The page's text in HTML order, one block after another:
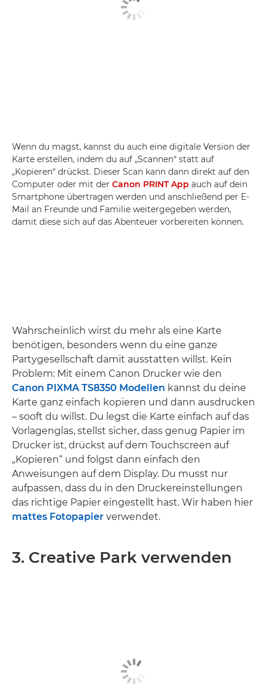
Wenn du magst, kannst du auch eine digitale Version der
Karte erstellen, indem du auf „Scannen“ statt auf
„Kopieren“ drückst. Dieser Scan kann dann direkt auf den
Computer oder mit der Canon PRINT App auch auf dein
Smartphone übertragen werden und anschließend per E-
Mail an Freunde und Familie weitergegeben werden,
damit diese sich auf das Abenteuer vorbereiten können.
Wahrscheinlich wirst du mehr als eine Karte
benötigen, besonders wenn du eine ganze
Partygesellschaft damit ausstatten willst. Kein
Problem: Mit einem Canon Drucker wie den
Canon PIXMA TS8350 Modellen kannst du deine
Karte ganz einfach kopieren und dann ausdrucken
– sooft du willst. Du legst die Karte einfach auf das
Vorlagenglas, stellst sicher, dass genug Papier im
Drucker ist, drückst auf dem Touchscreen auf
„Kopieren“ und folgst dann einfach den
Anweisungen auf dem Display. Du musst nur
aufpassen, dass du in den Druckereinstellungen
das richtige Papier eingestellt hast. Wir haben hier
mattes Fotopapier verwendet.
3. Creative Park verwenden